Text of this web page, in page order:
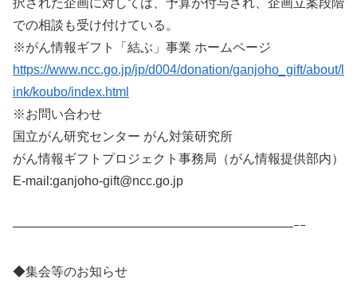
択された企画に対しては、予算が付与され、企画立案段階
での相談も受け付けている。
※がん情報ギフト「結ぶ」事業 ホームページ
https://www.ncc.go.jp/jp/d004/donation/ganjoho_gift/about/l
ink/koubo/index.html
※お問い合わせ
国立がん研究センター がん対策研究所
がん情報ギフトプロジェクト事務局（がん情報提供部内）
E-mail:ganjoho-gift@ncc.go.jp
——————————————————————ｰｰ
◆集会等のお知らせ